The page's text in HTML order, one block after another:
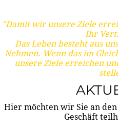
"Damit wir unsere Ziele
Ihr
Das Leben besteht aus
Nehmen. Wenn das im
unsere Ziele erreichen
Hier möchten wir Sie an
Geschäft